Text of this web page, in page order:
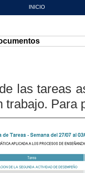
INICIO
las tareas
trabajo. Para